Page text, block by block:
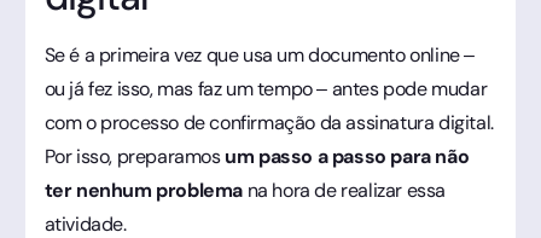
Se é a primeira vez que usa um documento online –
ou já fez isso, mas faz um tempo – antes pode mudar
com o processo de confirmação da assinatura digital.
Por isso, preparamosum passo a passo para não
ter nenhum problemana hora de realizar essa
atividade.